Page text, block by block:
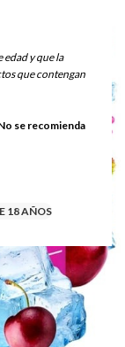
edad y que la
que contengan
se recomienda
18 AÑOS